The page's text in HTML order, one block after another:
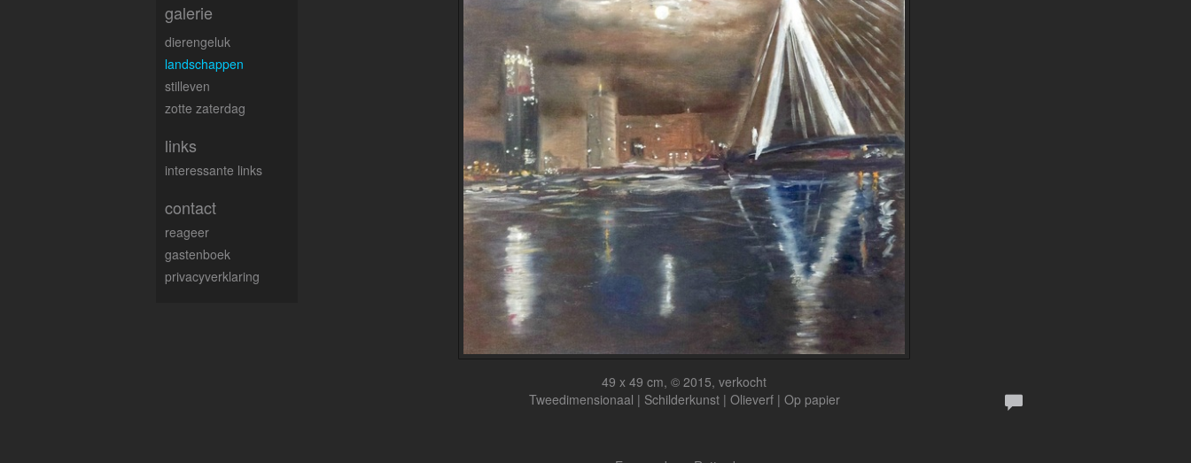
49 x 49 cm, © 2015, verkocht
Tweedimensionaal | Schilderkunst | Olieverf | Op papier
galerie
dierengeluk
landschappen
stilleven
zotte zaterdag
links
interessante links
contact
reageer
gastenboek
privacyverklaring